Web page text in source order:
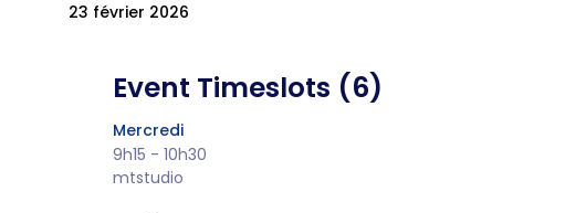
23 février 2026
Event Timeslots (6)
Mercredi
9h15 - 10h30
mtstudio